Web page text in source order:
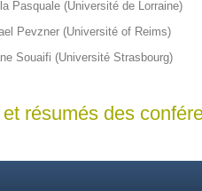
Pasquale (Université de Lorraine)
Pevzner (Université of Reims)
Souaifi (Université Strasbourg)
résumés des